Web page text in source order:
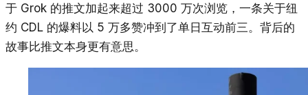
于 Grok 的推文加起来超过 3000 万次浏览，一条关于纽
约 CDL 的爆料以 5 万多赞冲到了单日互动前三。背后的
故事比推文本身更有意思。